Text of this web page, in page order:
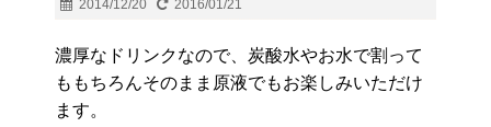
2014/12/20 2016/01/21
濃厚なドリンクなので、炭酸水やお水で割って
ももちろんそのまま原液でもお楽しみいただけ
ます。